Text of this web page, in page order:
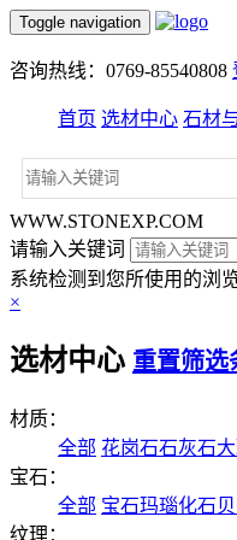
Toggle navigation
咨询热线：0769-85540808
首页 选材中心 石材
WWW.STONEXP.COM
请输入关键词
系统检测到您所使用的浏
×
选材中心 重置筛选
材质：
全部 花岗石石灰石
宝石：
全部 宝石玛瑙化石
纹理：